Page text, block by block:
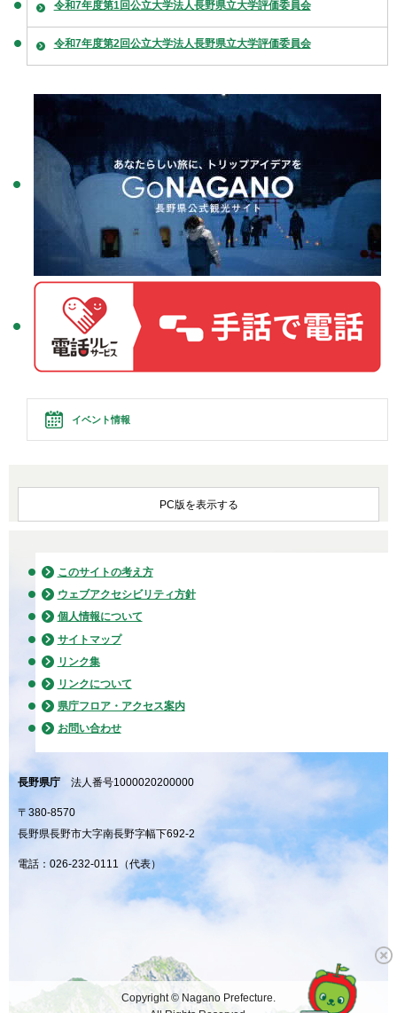
令和7年度第1回公立大学法人長野県立大学評価委員会
令和7年度第2回公立大学法人長野県立大学評価委員会
イベント情報
PC版を表示する
このサイトの考え方
ウェブアクセシビリティ方針
個人情報について
サイトマップ
リンク集
リンクについて
県庁フロア・アクセス案内
お問い合わせ
長野県庁 法人番号1000020200000
〒380-8570
長野県長野市大字南長野字幅下692-2
電話：026-232-0111（代表）
Copyright © Nagano Prefecture.